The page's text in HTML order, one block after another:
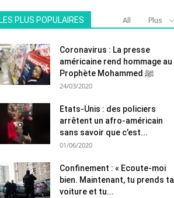
LES PLUS POPULAIRES All Plus
Coronavirus : La presse
américaine rend hommage au
Prophète Mohammed ﷺ
24/03/2020
Etats-Unis : des policiers
arrêtent un afro-américain
sans savoir que c’est...
01/06/2020
Confinement : « Ecoute-moi
bien. Maintenant, tu prends ta
voiture et tu...